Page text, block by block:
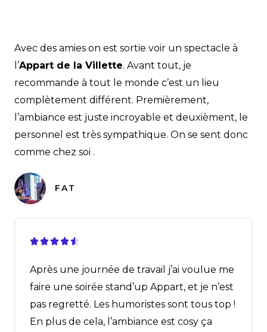
Avec des amies on est sortie voir un spectacle à
l’Appart de la Villette. Avant tout, je
recommande à tout le monde c’est un lieu
complètement différent. Premièrement,
l’ambiance est juste incroyable et deuxièment, le
personnel est très sympathique. On se sent donc
comme chez soi .
FAT

Après une journée de travail j’ai voulue me
faire une soirée stand’up Appart, et je n’est
pas regretté. Les humoristes sont tous top !
En plus de cela, l’ambiance est cosy ça